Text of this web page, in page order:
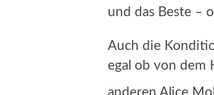
und das Beste –
Auch die
egal ob von dem